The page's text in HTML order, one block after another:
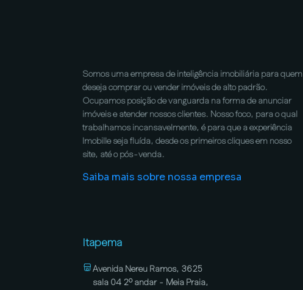
Somos uma empresa de inteligência imobiliária para quem
deseja comprar ou vender imóveis de alto padrão.
Ocupamos posição de vanguarda na forma de anunciar
imóveis e atender nossos clientes. Nosso foco, para o qual
trabalhamos incansavelmente, é para que a experiência
Imobille seja fluída, desde os primeiros cliques em nosso
site, até o pós-venda.
Saiba mais sobre nossa empresa
Itapema
Avenida Nereu Ramos, 3625
sala 04 2º andar - Meia Praia,